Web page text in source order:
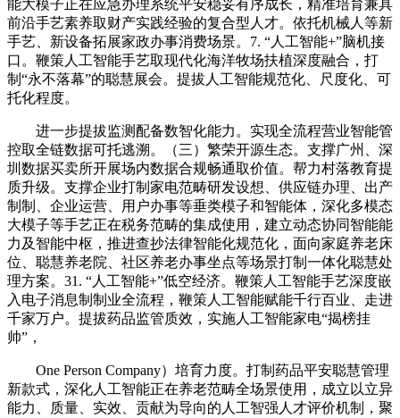
能大模子正在应急办理系统平安稳妥有序成长，精准培育兼具
前沿手艺素养取财产实践经验的复合型人才。依托机械人等新
手艺、新设备拓展家政办事消费场景。7. “人工智能+”脑机接
口。鞭策人工智能手艺取现代化海洋牧场扶植深度融合，打
制“永不落幕”的聪慧展会。提拔人工智能规范化、尺度化、可
托化程度。
进一步提拔监测配备数智化能力。实现全流程营业智能管
控取全链数据可托逃溯。（三）繁荣开源生态。支撑广州、深
圳数据买卖所开展场内数据合规畅通取价值。帮力村落教育提
质升级。支撑企业打制家电范畴研发设想、供应链办理、出产
制制、企业运营、用户办事等垂类模子和智能体，深化多模态
大模子等手艺正在税务范畴的集成使用，建立动态协同智能能
力及智能中枢，推进查抄法律智能化规范化，面向家庭养老床
位、聪慧养老院、社区养老办事坐点等场景打制一体化聪慧处
理方案。31. “人工智能+”低空经济。鞭策人工智能手艺深度嵌
入电子消息制制业全流程，鞭策人工智能赋能千行百业、走进
千家万户。提拔药品监管质效，实施人工智能家电“揭榜挂
帅”，
One Person Company）培育力度。打制药品平安聪慧管理
新款式，深化人工智能正在养老范畴全场景使用，成立以立异
能力、质量、实效、贡献为导向的人工智强人才评价机制，聚